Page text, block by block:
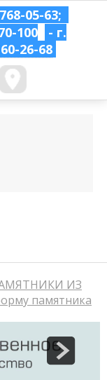
05-63;
100
- г.
26-68
ИЗ
памятника